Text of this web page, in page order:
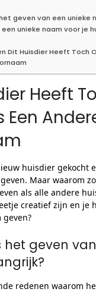
geven van een unieke
een unieke naam voor je
Dit Huisdier Heeft Toch
Heeft
Een
huisdier gekocht
Maar waarom
als alle andere
creatief zijn en je
geven?
geven
redenen waarom